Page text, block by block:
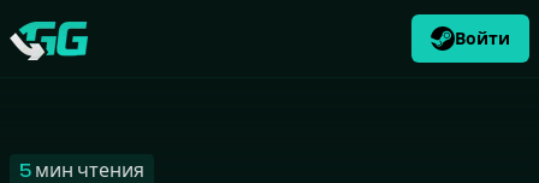
Swap.gg
Войти
CATEGORIES RU $ USD
5 мин чтения